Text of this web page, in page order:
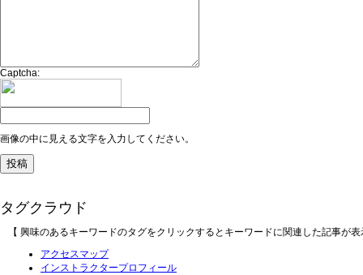
Captcha:
画像の中に見える文字を入力してください。
タグクラウド
【 興味のあるキーワードのタグをクリックするとキーワードに関連した記事が表
アクセスマップ
インストラクタープロフィール